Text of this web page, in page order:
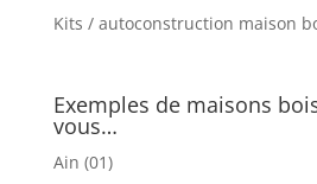
Kits / autoconstruction maison
Exemples de maisons
vous…
Ain (01)